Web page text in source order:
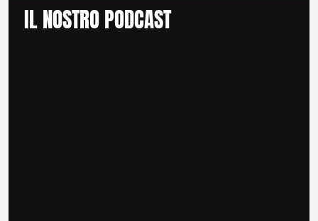
IL NOSTRO PODCAST